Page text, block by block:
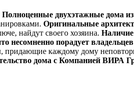
Полноценные двухэтажные дома
Оригинальные
найдут своего хозяина.
несомненно порадует
, придающие каждому дому
дома с Компанией ВИРА